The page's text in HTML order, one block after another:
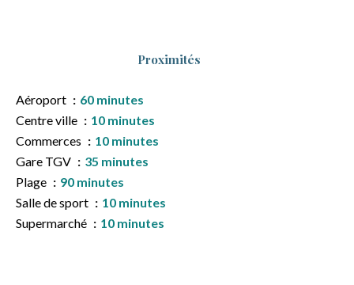
Proximités
Aéroport
60 minutes
Centre ville
10 minutes
Commerces
10 minutes
Gare TGV
35 minutes
Plage
90 minutes
Salle de sport
10 minutes
Supermarché
10 minutes